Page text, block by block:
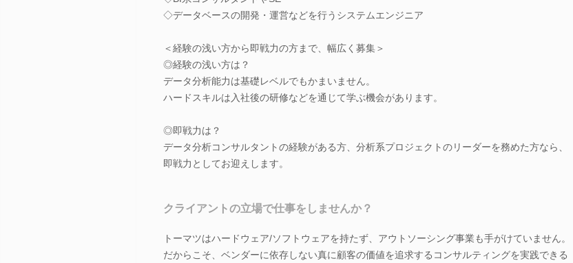
◇データベースの開発・運営などを行うシステムエンジニア
＜経験の浅い方から即戦力の方まで、幅広く募集＞
◎経験の浅い方は？
データ分析能力は基礎レベルでもかまいません。
ハードスキルは入社後の研修などを通じて学ぶ機会があります。
◎即戦力は？
データ分析コンサルタントの経験がある方、分析系プロジェクトのリーダーを務めた方なら、
即戦力としてお迎えします。
クライアントの立場で仕事をしませんか？
トーマツはハードウェア/ソフトウェアを持たず、アウトソーシング事業も手がけていません。
だからこそ、ベンダーに依存しない真に顧客の価値を追求するコンサルティングを実践できる